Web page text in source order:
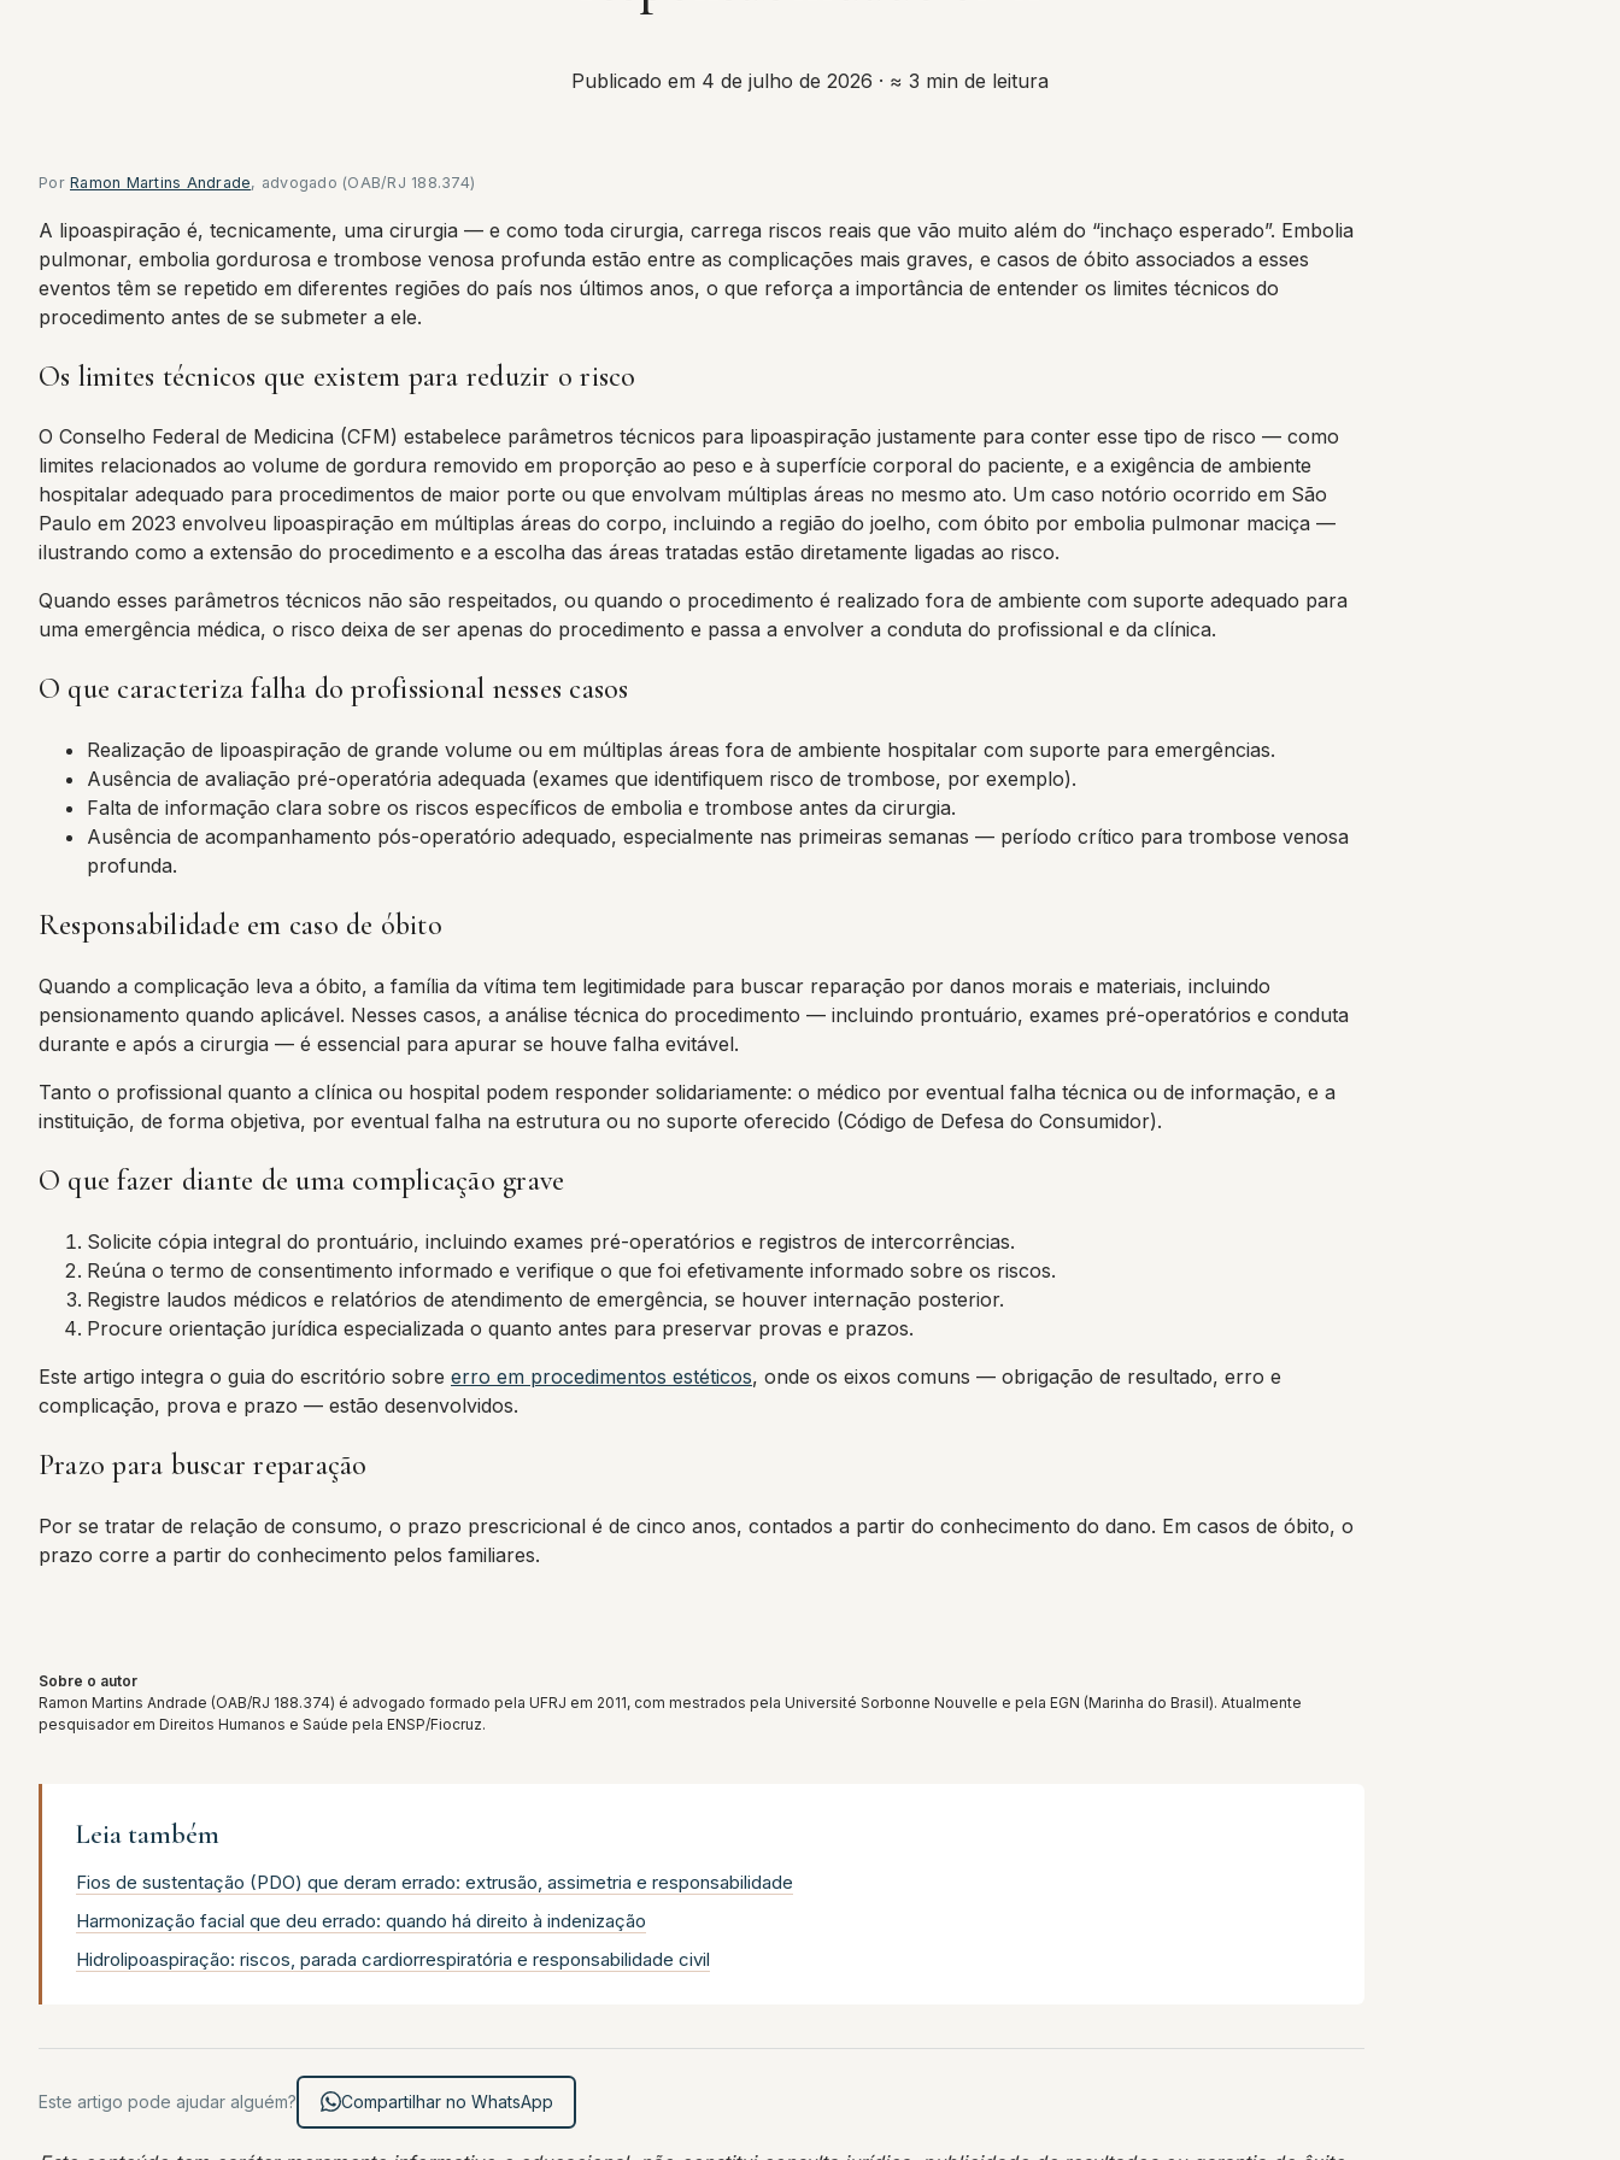
Publicado em 4 de julho de 2026 · ≈ 3 min de leitura
Por Ramon Martins Andrade, advogado (OAB/RJ 188.374)
A lipoaspiração é, tecnicamente, uma cirurgia — e como toda cirurgia, carrega riscos reais que vão muito além do “inchaço esperado”. Embolia
pulmonar, embolia gordurosa e trombose venosa profunda estão entre as complicações mais graves, e casos de óbito associados a esses
eventos têm se repetido em diferentes regiões do país nos últimos anos, o que reforça a importância de entender os limites técnicos do
procedimento antes de se submeter a ele.
Os limites técnicos que existem para reduzir o risco
O Conselho Federal de Medicina (CFM) estabelece parâmetros técnicos para lipoaspiração justamente para conter esse tipo de risco — como
limites relacionados ao volume de gordura removido em proporção ao peso e à superfície corporal do paciente, e a exigência de ambiente
hospitalar adequado para procedimentos de maior porte ou que envolvam múltiplas áreas no mesmo ato. Um caso notório ocorrido em São
Paulo em 2023 envolveu lipoaspiração em múltiplas áreas do corpo, incluindo a região do joelho, com óbito por embolia pulmonar maciça —
ilustrando como a extensão do procedimento e a escolha das áreas tratadas estão diretamente ligadas ao risco.
Quando esses parâmetros técnicos não são respeitados, ou quando o procedimento é realizado fora de ambiente com suporte adequado para
uma emergência médica, o risco deixa de ser apenas do procedimento e passa a envolver a conduta do profissional e da clínica.
O que caracteriza falha do profissional nesses casos
Realização de lipoaspiração de grande volume ou em múltiplas áreas fora de ambiente hospitalar com suporte para emergências.
Ausência de avaliação pré-operatória adequada (exames que identifiquem risco de trombose, por exemplo).
Falta de informação clara sobre os riscos específicos de embolia e trombose antes da cirurgia.
Ausência de acompanhamento pós-operatório adequado, especialmente nas primeiras semanas — período crítico para trombose venosa
profunda.
Responsabilidade em caso de óbito
Quando a complicação leva a óbito, a família da vítima tem legitimidade para buscar reparação por danos morais e materiais, incluindo
pensionamento quando aplicável. Nesses casos, a análise técnica do procedimento — incluindo prontuário, exames pré-operatórios e conduta
durante e após a cirurgia — é essencial para apurar se houve falha evitável.
Tanto o profissional quanto a clínica ou hospital podem responder solidariamente: o médico por eventual falha técnica ou de informação, e a
instituição, de forma objetiva, por eventual falha na estrutura ou no suporte oferecido (Código de Defesa do Consumidor).
O que fazer diante de uma complicação grave
Solicite cópia integral do prontuário, incluindo exames pré-operatórios e registros de intercorrências.
Reúna o termo de consentimento informado e verifique o que foi efetivamente informado sobre os riscos.
Registre laudos médicos e relatórios de atendimento de emergência, se houver internação posterior.
Procure orientação jurídica especializada o quanto antes para preservar provas e prazos.
Este artigo integra o guia do escritório sobre erro em procedimentos estéticos, onde os eixos comuns — obrigação de resultado, erro e
complicação, prova e prazo — estão desenvolvidos.
Prazo para buscar reparação
Por se tratar de relação de consumo, o prazo prescricional é de cinco anos, contados a partir do conhecimento do dano. Em casos de óbito, o
prazo corre a partir do conhecimento pelos familiares.
Sobre o autor
Ramon Martins Andrade (OAB/RJ 188.374) é advogado formado pela UFRJ em 2011, com mestrados pela Université Sorbonne Nouvelle e pela EGN (Marinha do Brasil). Atualmente
pesquisador em Direitos Humanos e Saúde pela ENSP/Fiocruz.
Leia também
Fios de sustentação (PDO) que deram errado: extrusão, assimetria e responsabilidade
Harmonização facial que deu errado: quando há direito à indenização
Hidrolipoaspiração: riscos, parada cardiorrespiratória e responsabilidade civil
Este artigo pode ajudar alguém? Compartilhar no WhatsApp